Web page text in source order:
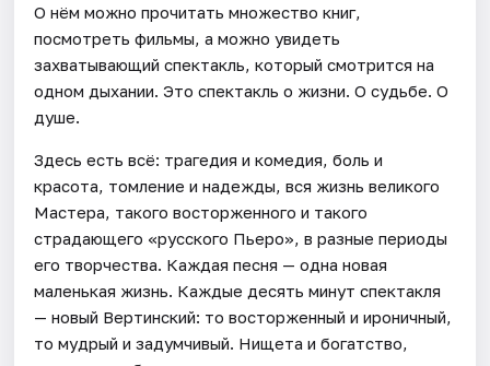
О нём можно прочитать множество книг,
посмотреть фильмы, а можно увидеть
захватывающий спектакль, который смотрится на
одном дыхании. Это спектакль о жизни. О судьбе. О
душе.
Здесь есть всё: трагедия и комедия, боль и
красота, томление и надежды, вся жизнь великого
Мастера, такого восторженного и такого
страдающего «русского Пьеро», в разные периоды
его творчества. Каждая песня — одна новая
маленькая жизнь. Каждые десять минут спектакля
— новый Вертинский: то восторженный и ироничный,
то мудрый и задумчивый. Нищета и богатство,